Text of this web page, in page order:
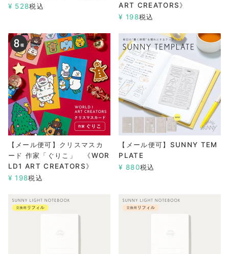
¥ 528税込
ART CREATORS》
¥ 198税込
【メール便可】クリスマスカ
ード 作家「ぐりこ」 《WOR
LD1 ART CREATORS》
¥ 198税込
【メール便可】SUNNY TEM
PLATE
¥ 880税込